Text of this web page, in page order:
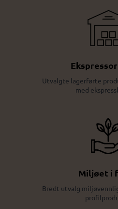
Utvalgte lagerførte
med
Miljøet i
Bredt utvalg